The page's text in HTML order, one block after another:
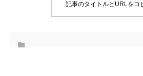
記事のタイトルとURLをコ